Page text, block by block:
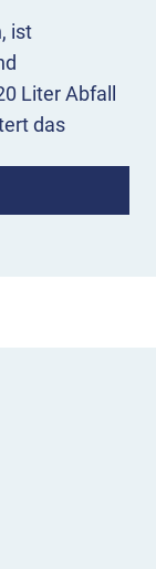
ist
Liter Abfall
das